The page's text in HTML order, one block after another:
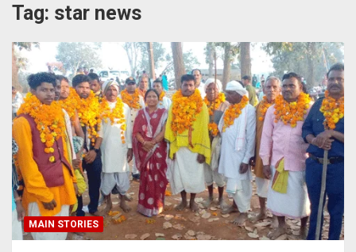
Tag: star news
MAIN STORIES